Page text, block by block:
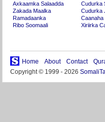
Axkaamka Salaadda
Zakada Maalka
Ramadaanka
Ribo Soomaali
Cudurka
Cudurka
Caanaha
Xiriirka
Home About Contact
Copyright © 1999 - 2026